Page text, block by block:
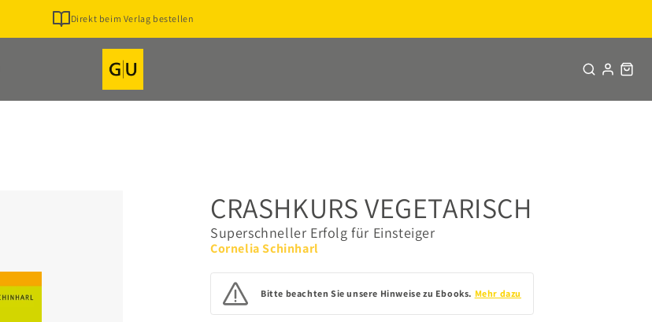
Direkt beim Verlag bestellen
CRASHKURS VEGETARISCH
Superschneller Erfolg für Einsteiger
Cornelia Schinharl
Bitte beachten Sie unsere Hinweise zu Ebooks. Mehr dazu